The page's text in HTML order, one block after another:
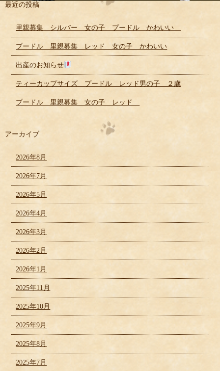
最近の投稿
里親募集 シルバー 女の子 プードル かわいい
プードル 里親募集 レッド 女の子 かわいい
出産のお知らせ
ティーカップサイズ プードル レッド男の子 ２歳
プードル 里親募集 女の子 レッド
アーカイブ
2026年8月
2026年7月
2026年5月
2026年4月
2026年3月
2026年2月
2026年1月
2025年11月
2025年10月
2025年9月
2025年8月
2025年7月